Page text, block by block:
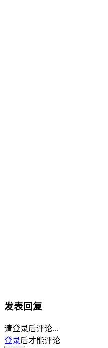
发表回复
请登录后评论...
登录后才能评论